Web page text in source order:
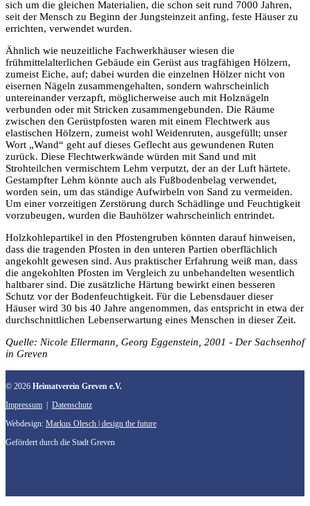
sich um die gleichen Materialien, die schon seit rund 7000 Jahren,
seit der Mensch zu Beginn der Jungsteinzeit anfing, feste Häuser zu
errichten, verwendet wurden.
Ähnlich wie neuzeitliche Fachwerkhäuser wiesen die
frühmittelalterlichen Gebäude ein Gerüst aus tragfähigen Hölzern,
zumeist Eiche, auf; dabei wurden die einzelnen Hölzer nicht von
eisernen Nägeln zusammen­gehalten, sondern wahrscheinlich
untereinander verzapft, möglicherweise auch mit Holznägeln
verbunden oder mit Stricken zusammengebunden. Die Räume
zwischen den Gerüstpfosten waren mit einem Flechtwerk aus
elasti­schen Hölzern, zumeist wohl Weidenruten, ausgefüllt; unser
Wort „Wand“ geht auf dieses Geflecht aus gewundenen Ruten
zurück. Diese Flechtwerk­wände würden mit Sand und mit
Strohteilchen vermischtem Lehm verputzt, der an der Luft härtete.
Gestampfter Lehm könnte auch als Fußbodenbelag verwendet,
worden sein, um das ständige Aufwirbeln von Sand zu vermeiden.
Um einer vorzeitigen Zerstörung durch Schädlinge und Feuchtigkeit
vorzu­beugen, wurden die Bauhölzer wahrscheinlich entrindet.
Holzkohlepartikel in den Pfostengruben könnten darauf hinweisen,
dass die tragenden Pfosten in den unteren Partien oberflächlich
angekohlt gewesen sind. Aus praktischer Erfahrung weiß man, dass
die angekohlten Pfosten im Vergleich zu unbehan­delten wesentlich
haltbarer sind. Die zusätzliche Härtung bewirkt einen besseren
Schutz vor der Bodenfeuchtigkeit. Für die Lebensdauer dieser
Häuser wird 30 bis 40 Jahre angenommen, das ent­spricht in etwa der
durchschnittli­chen Lebenserwartung eines Menschen in dieser Zeit.
Quelle: Nicole Ellermann, Georg Eggenstein, 2001 - Der Sachsenhof
in Greven
© 2026 Heimatverein Greven e.V.
Impressum
Datenschutz
Webdesign: Markus Olesch | design the future
Gefördert durch die Stadt Greven